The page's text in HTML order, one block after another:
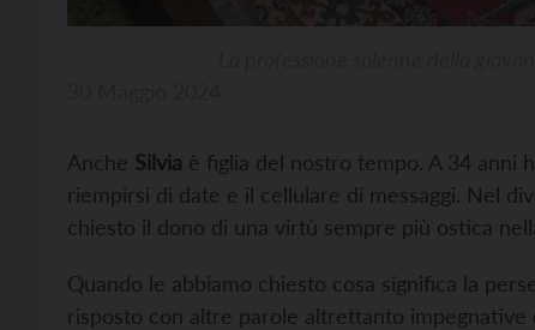
Anche Silvia è figlia del nostro tempo. A 34 anni
riempirsi di date e il cellulare di messaggi. Nel
chiesto il dono di una virtù sempre più ostica
Quando le abbiamo chiesto cosa significa la
risposto con altre parole altrettanto impegnative